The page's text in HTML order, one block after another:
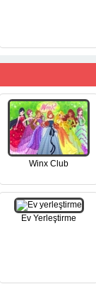
Winx Club
Ev Yerleştirme